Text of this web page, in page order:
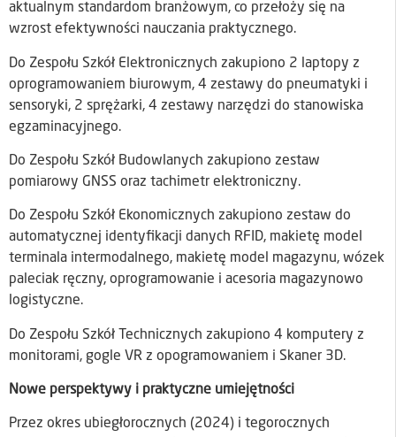
aktualnym standardom branżowym, co przełoży się na
wzrost efektywności nauczania praktycznego.
Do Zespołu Szkół Elektronicznych zakupiono 2 laptopy z
oprogramowaniem biurowym, 4 zestawy do pneumatyki i
sensoryki, 2 sprężarki, 4 zestawy narzędzi do stanowiska
egzaminacyjnego.
Do Zespołu Szkół Budowlanych zakupiono zestaw
pomiarowy GNSS oraz tachimetr elektroniczny.
Do Zespołu Szkół Ekonomicznych zakupiono zestaw do
automatycznej identyfikacji danych RFID, makietę model
terminala intermodalnego, makietę model magazynu, wózek
paleciak ręczny, oprogramowanie i acesoria magazynowo
logistyczne.
Do Zespołu Szkół Technicznych zakupiono 4 komputery z
monitorami, gogle VR z opogramowaniem i Skaner 3D.
Nowe perspektywy i praktyczne umiejętności
Przez okres ubiegłorocznych (2024) i tegorocznych